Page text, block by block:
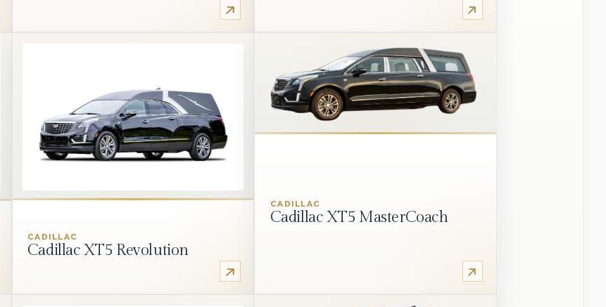
CADILLAC
Cadillac XT5 Revolution
CADILLAC
Cadillac XT5 MasterCoach